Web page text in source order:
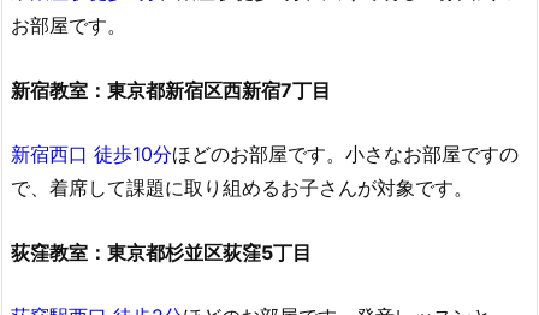
お部屋です。
新宿教室：東京都新宿区西新宿7丁目
新宿西口 徒歩10分ほどのお部屋です。小さなお部屋ですの
で、着席して課題に取り組めるお子さんが対象です。
荻窪教室：東京都杉並区荻窪5丁目